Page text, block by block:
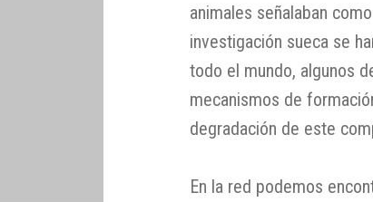
animales señalaban
investigación sueca se
todo el mundo, algunos
mecanismos de
degradación de este
En la red podemos